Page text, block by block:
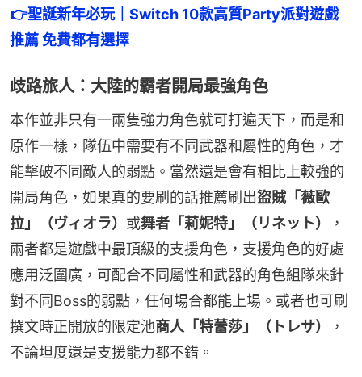
👉聖誕新年必玩｜Switch 10款高質Party派對遊戲
推薦 免費都有選擇
歧路旅人：大陸的霸者開局最強角色
本作並非只有一兩隻強力角色就可打遍天下，而是和
原作一樣，隊伍中需要有不同武器和屬性的角色，才
能擊破不同敵人的弱點。當然還是會有相比上較強的
開局角色，如果真的要刷的話推薦刷出盜賊「薇歐
拉」（ヴィオラ） 或舞者「莉妮特」（リネット）
，
兩者都是遊戲中最頂級的支援角色，支援角色的好處
應用泛圍廣，可配合不同屬性和武器的角色組隊來針
對不同Boss的弱點，任何場合都能上場。或者也可刷
撰文時正開放的限定池商人「特蕾莎」（トレサ）
，
不論坦度還是支援能力都不錯。